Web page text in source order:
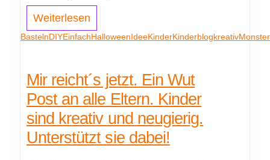
Weiterlesen
BastelnDIYEinfachHalloweenIdeeKinderKinderblogkreativMonster
Mir reicht´s jetzt. Ein Wut
Post an alle Eltern. Kinder
sind kreativ und neugierig.
Unterstützt sie dabei!